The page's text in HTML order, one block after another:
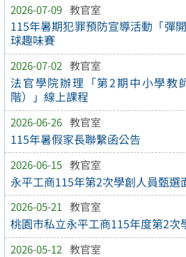
2026-07-09 教官室
115年暑期犯罪預防宣導活動「彈
球趣味賽
2026-07-02 教官室
法官學院辦理「第2期中小學教
階）」線上課程
2026-06-26 教官室
115年暑假家長聯繫函公告
2026-06-15 教官室
永平工商115年第2次學創人員甄選
2026-05-21 教官室
桃園市私立永平工商115年度第2次
2026-05-12 教官室